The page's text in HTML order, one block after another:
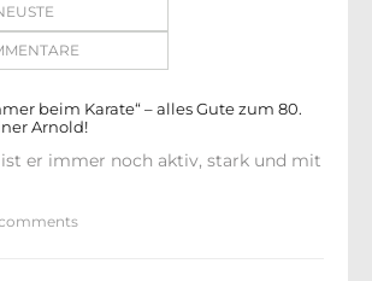
beim Karate“ – alles Gute zum 80.
Arnold!
er immer noch aktiv, stark und mit